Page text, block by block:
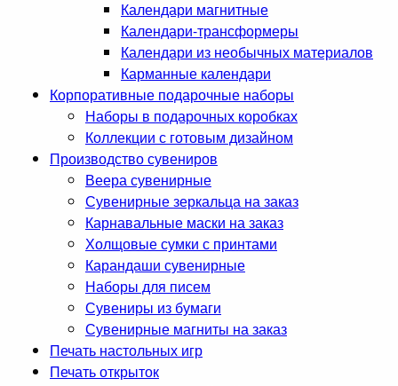
Календари магнитные
Календари-трансформеры
Календари из необычных материалов
Карманные календари
Корпоративные подарочные наборы
Наборы в подарочных коробках
Коллекции с готовым дизайном
Производство сувениров
Веера сувенирные
Сувенирные зеркальца на заказ
Карнавальные маски на заказ
Холщовые сумки с принтами
Карандаши сувенирные
Наборы для писем
Сувениры из бумаги
Сувенирные магниты на заказ
Печать настольных игр
Печать открыток